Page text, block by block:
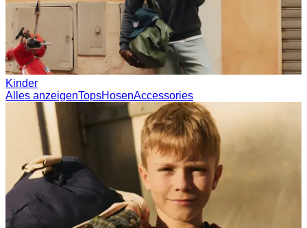
Kinder
Alles anzeigenTopsHosenAccessories